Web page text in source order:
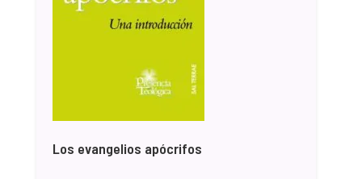
Los evangelios apócrifos